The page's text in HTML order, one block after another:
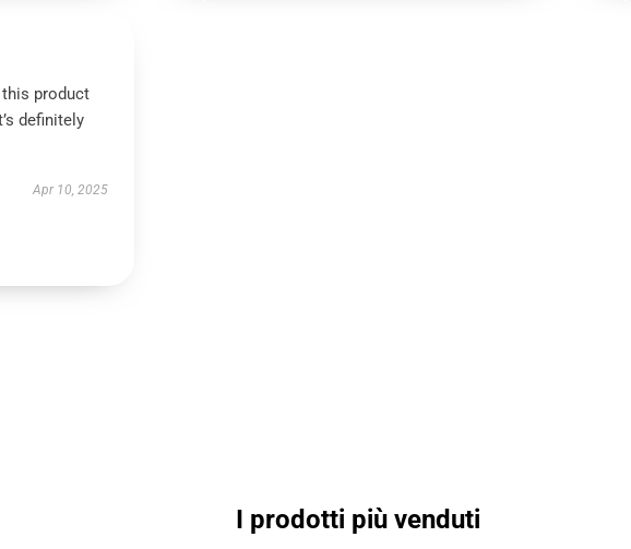
this product
definitely
Apr 10, 2025
I prodotti più venduti